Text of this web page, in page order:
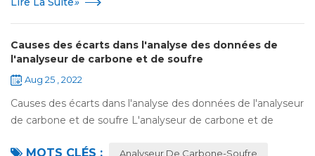
Causes des écarts dans l'analyse des données de
l'analyseur de carbone et de soufre
Aug 25 , 2022
Causes des écarts dans l'analyse des données de l'analyseur
de carbone et de soufre L'analyseur de carbone et de
MOTS CLÉS : Analyseur De Carbone-Soufre